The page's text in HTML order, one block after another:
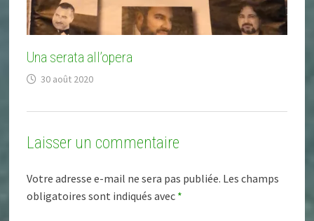
Una serata all’opera
30 août 2020
Laisser un commentaire
Votre adresse e-mail ne sera pas publiée. Les champs
obligatoires sont indiqués avec *